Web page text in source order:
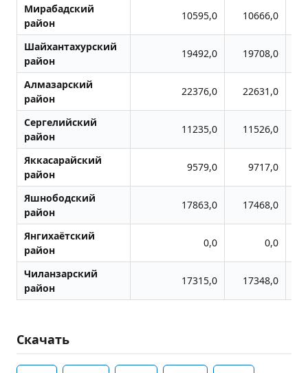
Мирабадский
район
10595,0 10666,0
Шайхантахурский
район
19492,0 19708,0
Алмазарский
район
22376,0 22631,0
Сергелийский
район
11235,0 11526,0
Яккасарайский
район
9579,0 9717,0
Яшнободский
район
17863,0 17468,0
Янгихаётский
район
0,0 0,0
Чиланзарский
район
17315,0 17348,0
Скачать